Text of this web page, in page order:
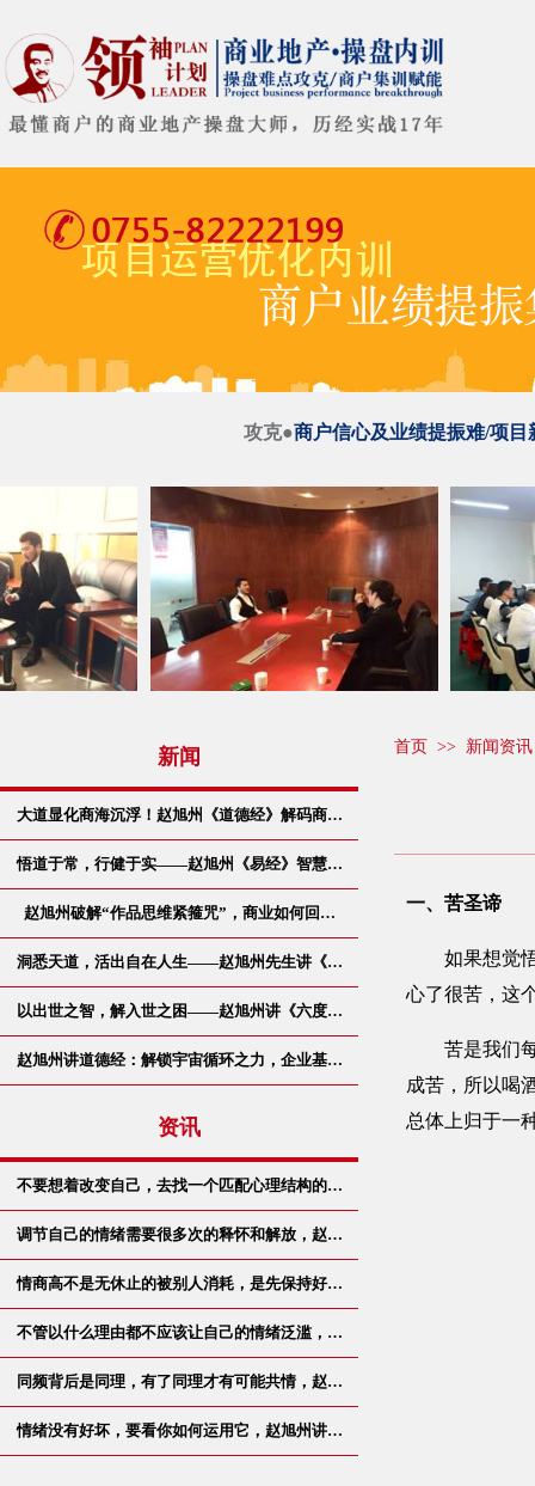
攻克●商户信心及业绩提振难/项
新闻
大道显化商海沉浮！赵旭州《道德经》解码商…
悟道于常，行健于实——赵旭州《易经》智慧…
赵旭州破解“作品思维紧箍咒”，商业如何回…
洞悉天道，活出自在人生——赵旭州先生讲《…
以出世之智，解入世之困——赵旭州讲《六度…
赵旭州讲道德经：解锁宇宙循环之力，企业基…
资讯
不要想着改变自己，去找一个匹配心理结构的…
调节自己的情绪需要很多次的释怀和解放，赵…
情商高不是无休止的被别人消耗，是先保持好…
不管以什么理由都不应该让自己的情绪泛滥，…
同频背后是同理，有了同理才有可能共情，赵…
情绪没有好坏，要看你如何运用它，赵旭州讲…
首页 >> 新闻资讯
一、苦圣谛
如果想觉悟
心了很苦，这
苦是我们每
成苦，所以喝
总体上归于一